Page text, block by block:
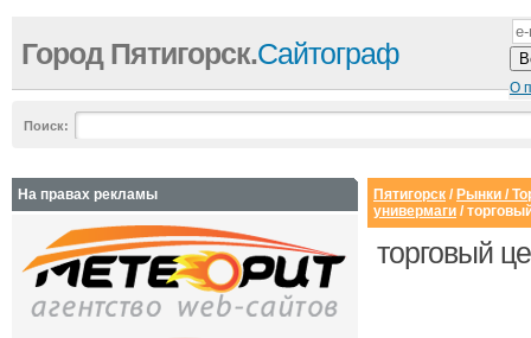
О
Город Пятигорск.Сайтограф
Поиск:
Пятигорск / Рынки /
универмаги /
торговый
На правах рекламы